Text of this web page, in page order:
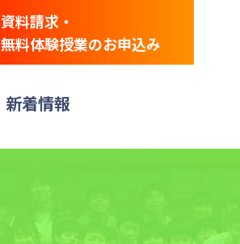
新着情報
資料請求・
無料体験授業のお申込み